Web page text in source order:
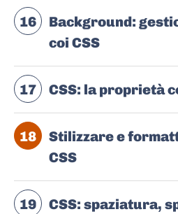
16
Background:
coi CSS
17 CSS: la proprietà
18
Stilizzare e
CSS
19
CSS: spaziatura,